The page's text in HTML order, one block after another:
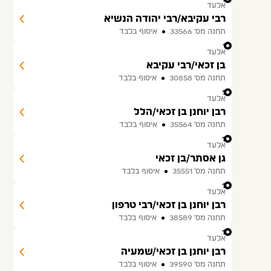
אלעד
רבי עקיבא/רבי יהודה הנשיא
תחנה מס׳ 33566 איסוף בלבד
11
אלעד
בן זכאי/רבי עקיבא
תחנה מס׳ 30858 איסוף בלבד
12
אלעד
רבן יוחנן בן זכאי/הלל
תחנה מס׳ 35564 איסוף בלבד
13
אלעד
גן אסתר/בן זכאי
תחנה מס׳ 35551 איסוף בלבד
14
אלעד
רבן יוחנן בן זכאי/רבי טרפון
תחנה מס׳ 38589 איסוף בלבד
15
אלעד
רבן יוחנן בן זכאי/שמעיה
תחנה מס׳ 39590 איסוף בלבד